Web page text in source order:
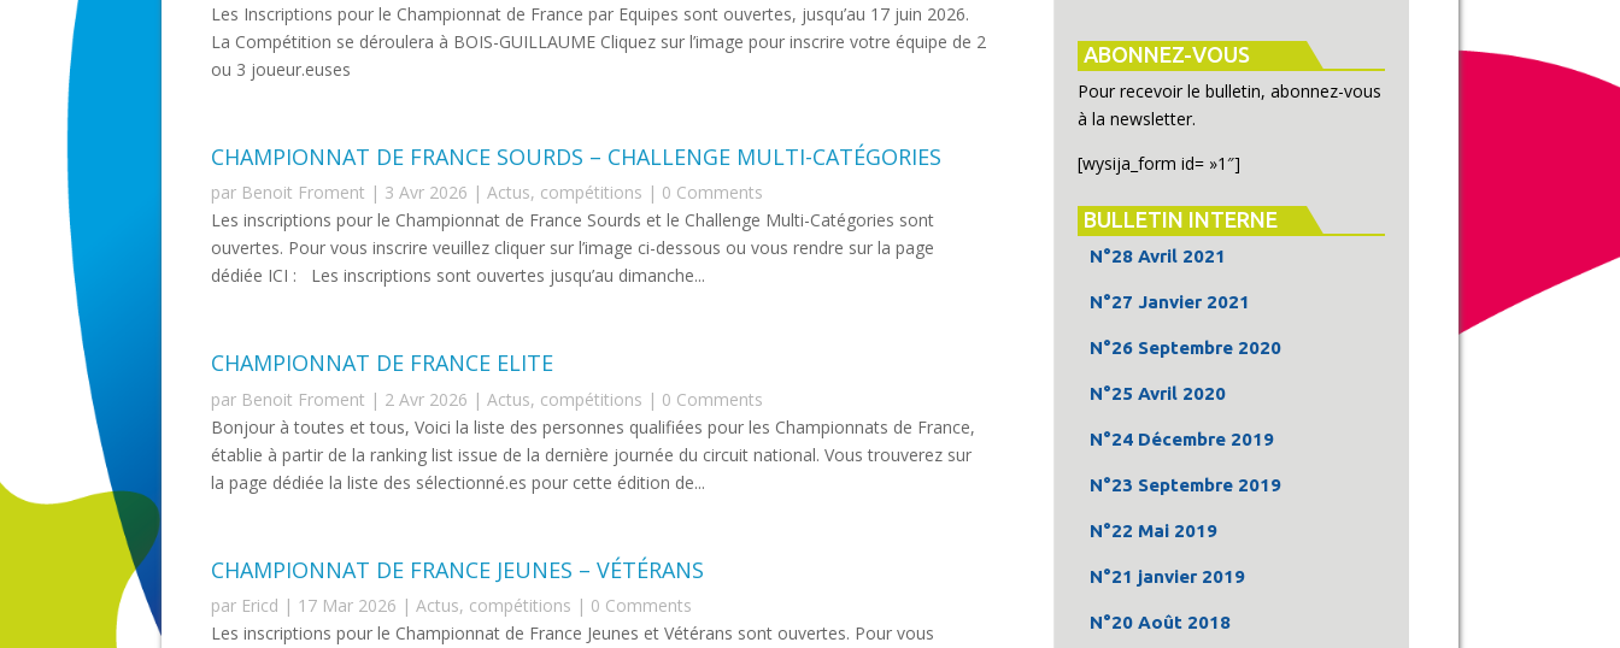
Les Inscriptions pour le Championnat de France par Equipes sont ouvertes, jusqu’au 17 juin 2026.
La Compétition se déroulera à BOIS-GUILLAUME Cliquez sur l’image pour inscrire votre équipe de 2
ou 3 joueur.euses
CHAMPIONNAT DE FRANCE SOURDS – CHALLENGE MULTI-CATÉGORIES
par Benoit Froment | 3 Avr 2026 | Actus, compétitions | 0 Comments
Les inscriptions pour le Championnat de France Sourds et le Challenge Multi-Catégories sont
ouvertes. Pour vous inscrire veuillez cliquer sur l’image ci-dessous ou vous rendre sur la page
dédiée ICI : Les inscriptions sont ouvertes jusqu’au dimanche...
CHAMPIONNAT DE FRANCE ELITE
par Benoit Froment | 2 Avr 2026 | Actus, compétitions | 0 Comments
Bonjour à toutes et tous, Voici la liste des personnes qualifiées pour les Championnats de France,
établie à partir de la ranking list issue de la dernière journée du circuit national. Vous trouverez sur
la page dédiée la liste des sélectionné.es pour cette édition de...
CHAMPIONNAT DE FRANCE JEUNES – VÉTÉRANS
par Ericd | 17 Mar 2026 | Actus, compétitions | 0 Comments
Les inscriptions pour le Championnat de France Jeunes et Vétérans sont ouvertes. Pour vous
ABONNEZ-VOUS
Pour recevoir le bulletin, abonnez-vous
à la newsletter.
[wysija_form id= »1″]
BULLETIN INTERNE
N°28 Avril 2021
N°27 Janvier 2021
N°26 Septembre 2020
N°25 Avril 2020
N°24 Décembre 2019
N°23 Septembre 2019
N°22 Mai 2019
N°21 janvier 2019
N°20 Août 2018